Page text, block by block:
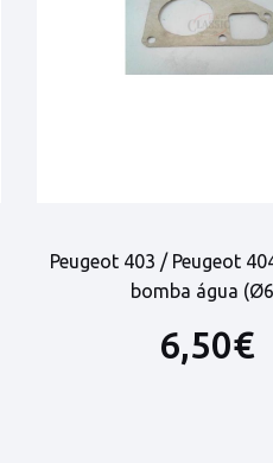
Peugeot 403 / Peugeot
bomba água
6,50€